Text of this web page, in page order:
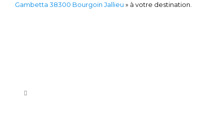
Gambetta 38300 Bourgoin Jallieu » à votre destination.